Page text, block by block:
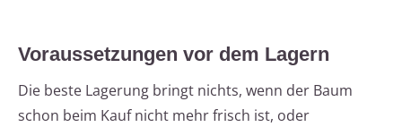
Voraussetzungen vor dem Lagern
Die beste Lagerung bringt nichts, wenn der Baum
schon beim Kauf nicht mehr frisch ist, oder